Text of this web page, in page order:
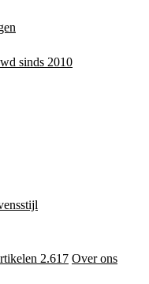
sinds 2010
2.617 Over ons